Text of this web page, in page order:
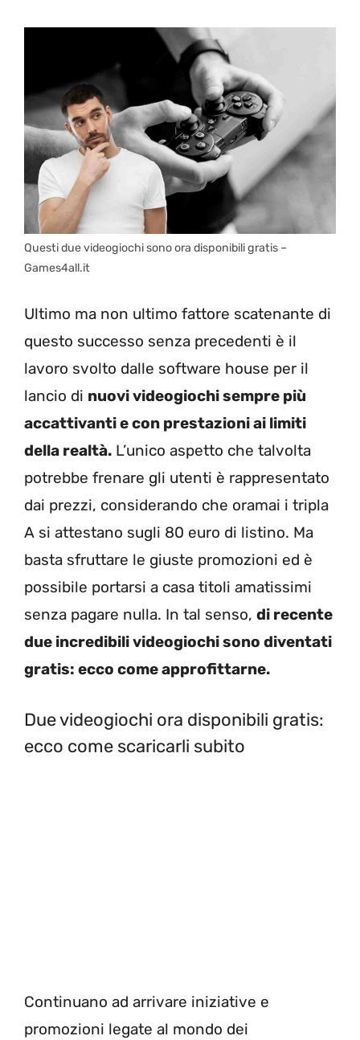
Questi due videogiochi sono ora disponibili gratis –
Games4all.it
Ultimo ma non ultimo fattore scatenante di
questo successo senza precedenti è il
lavoro svolto dalle software house per il
lancio di nuovi videogiochi sempre più
accattivanti e con prestazioni ai limiti
della realtà. L’unico aspetto che talvolta
potrebbe frenare gli utenti è rappresentato
dai prezzi, considerando che oramai i tripla
A si attestano sugli 80 euro di listino. Ma
basta sfruttare le giuste promozioni ed è
possibile portarsi a casa titoli amatissimi
senza pagare nulla. In tal senso, di recente
due incredibili videogiochi sono diventati
gratis: ecco come approfittarne.
Due videogiochi ora disponibili gratis:
ecco come scaricarli subito
Continuano ad arrivare iniziative e
promozioni legate al mondo dei